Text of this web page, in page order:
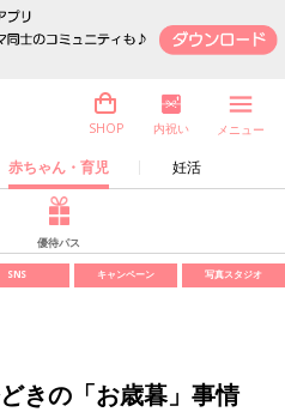
赤ちゃん・育児 妊活
SHOP 内祝い メニュー
優待パス
SNS キャンペーン 写真スタジオ
きの「お歳暮」事情